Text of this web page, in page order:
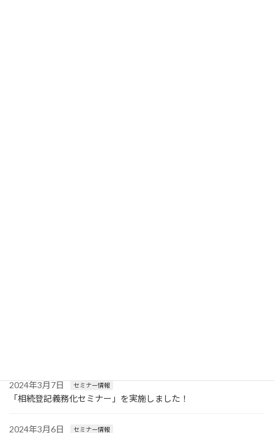
2024年3月7日 セミナー情報
「相続登記義務化セミナー」を実施しました！
2024年3月6日 セミナー情報